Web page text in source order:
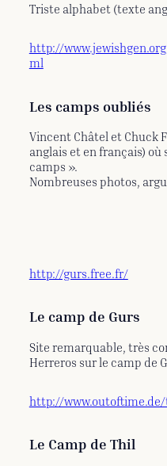
Triste alphabet (texte
http://
ml
Les camps oubliés
Vincent Châtel et Chuck
anglais et en français)
camps ».
Nombreuses photos,
http://gurs.free.fr/
Le camp de Gurs
Site remarquable, très
Herreros sur le camp de
http://
Le Camp de Thil